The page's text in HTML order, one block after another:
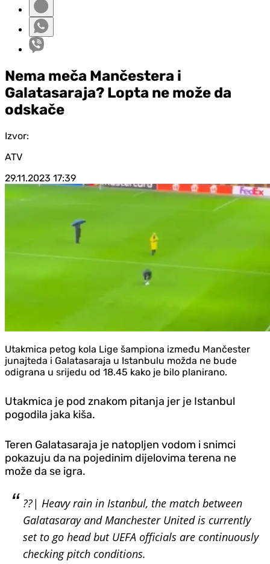
Nema meča Mančestera i
Galatasaraja? Lopta ne može da
odskače
Izvor:
ATV
29.11.2023 17:39
Utakmica petog kola Lige šampiona između Mančester
junajteda i Galatasaraja u Istanbulu možda ne bude
odigrana u srijedu od 18.45 kako je bilo planirano.
Utakmica je pod znakom pitanja jer je Istanbul
pogodila jaka kiša.
Teren Galatasaraja je natopljen vodom i snimci
pokazuju da na pojedinim dijelovima terena ne
može da se igra.
??| Heavy rain in Istanbul, the match between
Galatasaray and Manchester United is currently
set to go head but UEFA officials are continuously
checking pitch conditions.